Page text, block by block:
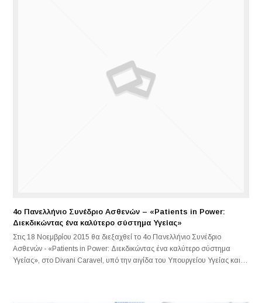
4ο Πανελλήνιο Συνέδριο Ασθενών – «Patients in Power:
Διεκδικώντας ένα καλύτερο σύστημα Υγείας»
Στις 18 Νοεμβρίου 2015 θα διεξαχθεί το 4ο Πανελλήνιο Συνέδριο
Ασθενών - «Patients in Power: Διεκδικώντας ένα καλύτερο σύστημα
Υγείας», στο Divani Caravel, υπό την αιγίδα του Υπουργείου Υγείας και…